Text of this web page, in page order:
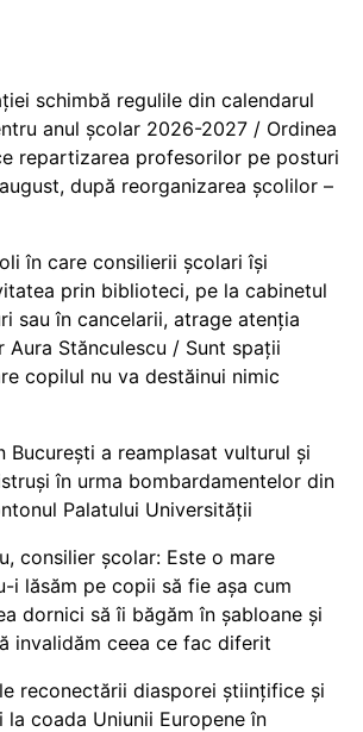
schimbă regulile din calendarul
anul școlar 2026-2027 / Ordinea
repartizarea profesorilor pe posturi
după reorganizarea școlilor –
în care consilierii școlari își
prin biblioteci, pe la cabinetul
sau în cancelarii, atrage atenția
Aura Stănculescu / Sunt spații
copilul nu va destăinui nimic
București a reamplasat vulturul și
în urma bombardamentelor din
Palatului Universității
consilier școlar: Este o mare
i lăsăm pe copii să fie așa cum
dornici să îi băgăm în șabloane și
invalidăm ceea ce fac diferit
reconectării diasporei științifice și
la coada Uniunii Europene în